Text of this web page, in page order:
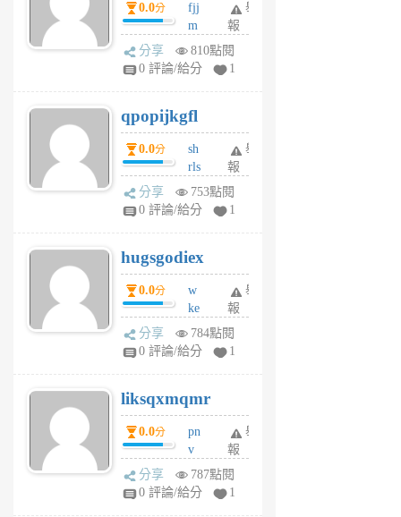
月
前
0.0分
fjj
m
w
rs
6
個
月
前
舉
報
分享
810點閱
0 評論/給分
1
qpopijkgfl
0.0分
sh
rls
k
m
6
個
月
前
舉
報
分享
753點閱
0 評論/給分
1
hugsgodiex
0.0分
w
ke
rv
pj
6
個
月
前
舉
報
分享
784點閱
0 評論/給分
1
liksqxmqmr
0.0分
pn
v
wt
sv
舉
報
分享
787點閱
0 評論/給分
1